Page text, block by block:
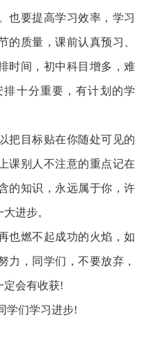
也要提高学习效率，学习
的质量，课前认真预习、
时间，初中科目增多，难
十分重要，有计划的学
目标贴在你随处可见的
课别人不注意的重点记在
的知识，永远属于你，许
进步。
燃不起成功的火焰，如
力，同学们，不要放弃，
定会有收获!
们学习进步!